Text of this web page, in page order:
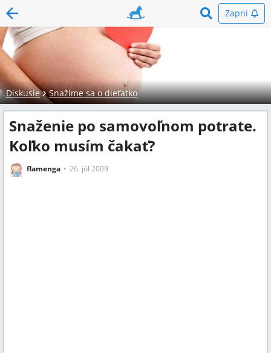
Zapni
Diskusie Snažíme sa o dieťatko
Snaženie po samovoľnom potrate.
Koľko musím čakať?
flamenga 26. júl 2009